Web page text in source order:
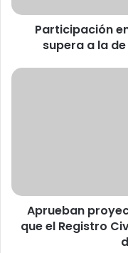
a
n
s
Participación
supera a la
A
p
Aprueban
que el Registro